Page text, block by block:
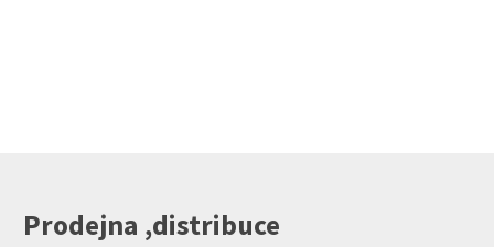
Prodejna ,distribuce